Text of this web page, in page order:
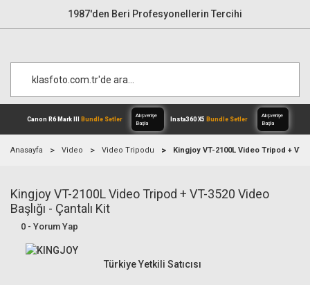
1987'den Beri Profesyonellerin Tercihi
Canon R6 Mark IIIBundle Setler
Alışverişe
Anasayfa Video Video Tripodu Kingjoy VT-2100L Video Tripod + VT-
Kingjoy VT-2100L Video Tripod + VT-3520 Video
Başlığı - Çantalı Kit
0 - Yorum Yap
Türkiye Yetkili Satıcısı